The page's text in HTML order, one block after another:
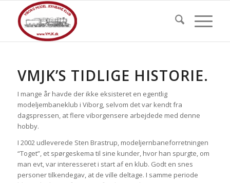
VMJK’S TIDLIGE HISTORIE.
I mange år havde der ikke eksisteret en egentlig
modeljembaneklub i Viborg, selvom det var kendt fra
dagspressen, at flere viborgensere arbejdede med denne
hobby.
I 2002 udleverede Sten Brastrup, modeljernbaneforretningen
“Toget”, et spørgeskema til sine kunder, hvor han spurgte, om
man evt, var interesseret i start af en klub. Godt en snes
personer tilkendegav, at de ville deltage. I samme periode